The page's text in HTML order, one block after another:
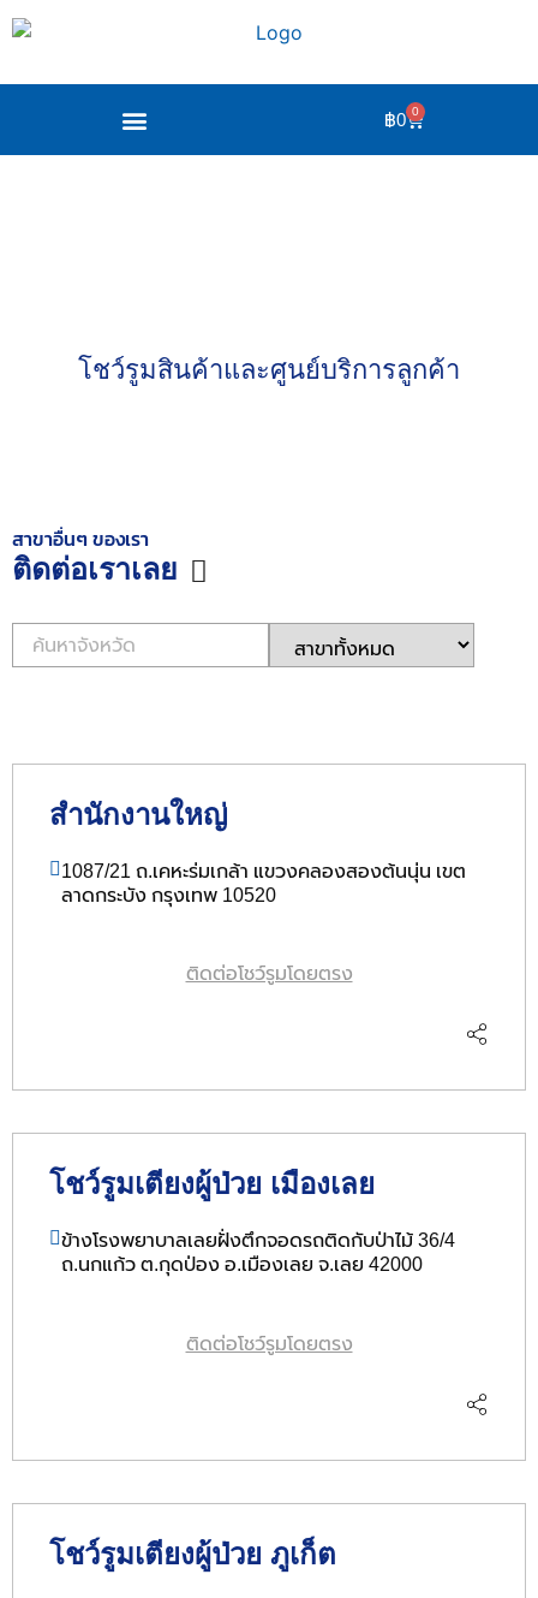
฿0 0
โชว์รูมสินค้าและศูนย์บริการลูกค้า
สาขาอื่นๆ ของเรา
ติดต่อเราเลย
สำนักงานใหญ่
1087/21 ถ.เคหะร่มเกล้า แขวงคลองสองต้นนุ่น เขต
ลาดกระบัง กรุงเทพ 10520
ติดต่อโชว์รูมโดยตรง
โชว์รูมเตียงผู้ป่วย เมืองเลย
ข้างโรงพยาบาลเลยฝั่งตึกจอดรถติดกับป่าไม้ 36/4
ถ.นกแก้ว ต.กุดป่อง อ.เมืองเลย จ.เลย 42000
ติดต่อโชว์รูมโดยตรง
โชว์รูมเตียงผู้ป่วย ภูเก็ต